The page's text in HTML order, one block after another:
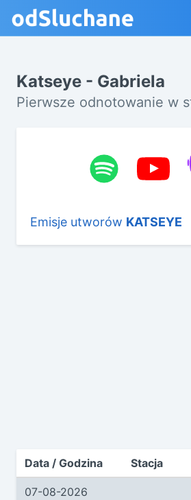
Katseye - Gabriela
Pierwsze odnotowanie w
Emisje utworów KATSEYE
Data / Godzina Stacja
07-08-2026